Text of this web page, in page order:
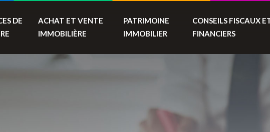
DE
ACHAT ET VENTE
IMMOBILIÈRE
PATRIMOINE
IMMOBILIER
CONSEILS FISCAUX
FINANCIERS